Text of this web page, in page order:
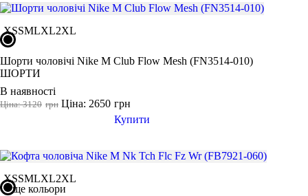
XSSMLXL2XL
Шорти чоловічі Nike M Club Flow Mesh (FN3514-010)
ШОРТИ
В наявності
грн
Ціна: 3120 грн
Ціна: 2650
Купити
XSSMLXL2XL
ще кольори